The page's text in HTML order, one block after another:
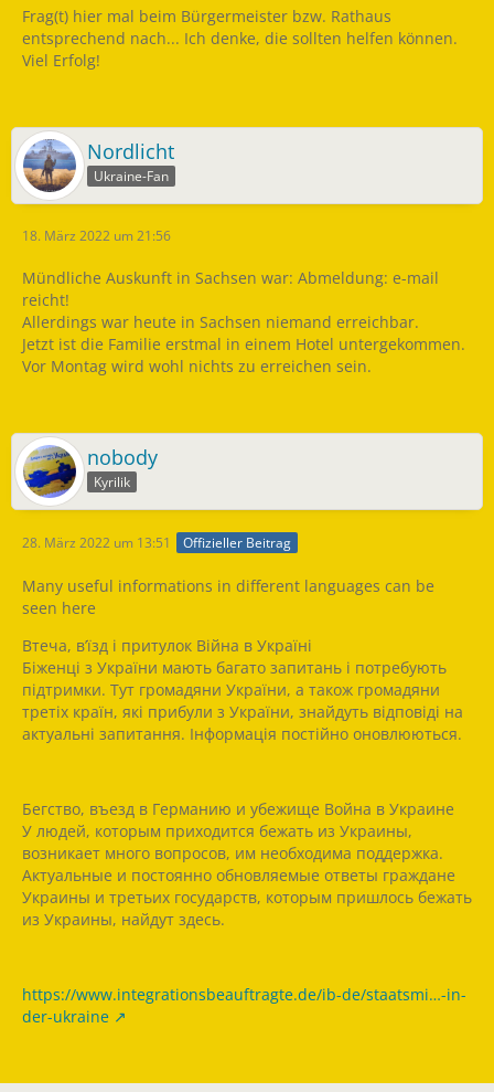
Frag(t) hier mal beim Bürgermeister bzw. Rathaus
entsprechend nach... Ich denke, die sollten helfen können.
Viel Erfolg!
Nordlicht
Ukraine-Fan
18. März 2022 um 21:56
Mündliche Auskunft in Sachsen war: Abmeldung: e-mail
reicht!
Allerdings war heute in Sachsen niemand erreichbar.
Jetzt ist die Familie erstmal in einem Hotel untergekommen.
Vor Montag wird wohl nichts zu erreichen sein.
nobody
Kyrilik
28. März 2022 um 13:51 Offizieller Beitrag
Many useful informations in different languages can be
seen here
Втеча, в’їзд і притулок Війна в Україні
Біженці з України мають багато запитань і потребують
підтримки. Тут громадяни України, а також громадяни
третіх країн, які прибули з України, знайдуть відповіді на
актуальні запитання. Інформація постійно оновлюються.
Бегство, въезд в Германию и убежище Война в Украине
У людей, которым приходится бежать из Украины,
возникает много вопросов, им необходима поддержка.
Актуальные и постоянно обновляемые ответы граждане
Украины и третьих государств, которым пришлось бежать
из Украины, найдут здесь.
https://www.integrationsbeauftragte.de/ib-de/staatsmi…-in-
der-ukraine